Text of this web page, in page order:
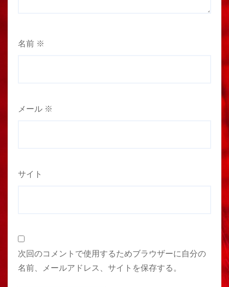
名前 ※
メール ※
サイト
次回のコメントで使用するためブラウザーに自分の
名前、メールアドレス、サイトを保存する。